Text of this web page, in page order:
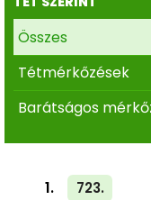
Összes
Tétmérkőzések
Barátságos
1. 723.